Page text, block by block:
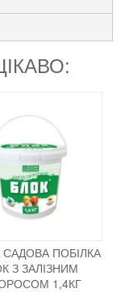
ПОБІЛКА
З ЗАЛІЗНИМ
1,4КГ